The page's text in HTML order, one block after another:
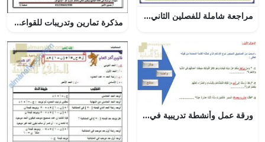
مراجعة شاملة للفصلين الثاني والثالث (علوم) السابع
مذكرة تمارين وتدريبات للقواعد (لغة عربية) السادس
ورقة عمل وأنشطة تدريبية في الصرف جزء أول (لغة عربية) الثاني عشر